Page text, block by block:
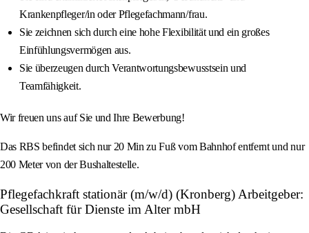
Krankenpfleger/in oder Pflegefachmann/frau.
Sie zeichnen sich durch eine hohe Flexibilität und ein großes
Einfühlungsvermögen aus.
Sie überzeugen durch Verantwortungsbewusstsein und
Teamfähigkeit.
Wir freuen uns auf Sie und Ihre Bewerbung!
Das RBS befindet sich nur 20 Min zu Fuß vom Bahnhof entfernt und nur
200 Meter von der Bushaltestelle.
Pflegefachkraft stationär (m/w/d) (Kronberg) Arbeitgeber:
Gesellschaft für Dienste im Alter mbH